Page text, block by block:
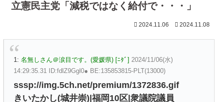
立憲民主党「減税ではなく給付で・・・」
2024.11.06 2024.11.08
1: 名無しさん＠涙目です。(愛媛県) [ﾆﾀﾞ] 2024/11/06(水)
14:29:35.31 ID:fdlZ9Ggl0● BE:135853815-PLT(13000)
sssp://img.5ch.net/premium/1372836.gif
きいたかし(城井崇)|福岡10区|衆議院議員